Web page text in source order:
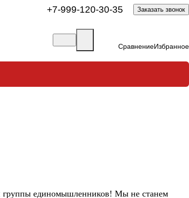
+7-999-120-30-35 Заказать звонок
СравнениеИзбранное
группы единомышленников! Мы не станем